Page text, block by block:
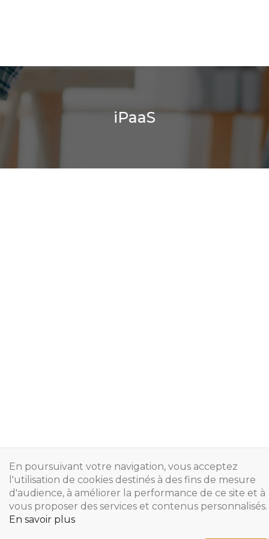
iPaaS
En poursuivant votre navigation, vous acceptez
l'utilisation de cookies destinés à des fins de mesure
d'audience, à améliorer la performance de ce site et à
vous proposer des services et contenus personnalisés.
En savoir plus